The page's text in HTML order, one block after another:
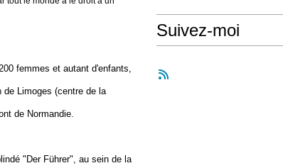
femmes et autant d'enfants,
de Limoges (centre de la
de Normandie.
"Der Führer", au sein de la
Suivez-moi